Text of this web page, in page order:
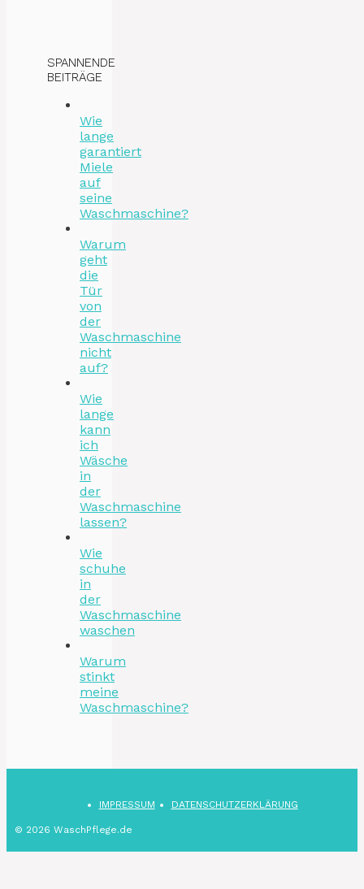
SPANNENDE
BEITRÄGE
Wie
lange
garantiert
Miele
auf
seine
Waschmaschine?
Warum
geht
die
Tür
von
der
Waschmaschine
nicht
auf?
Wie
lange
kann
ich
Wäsche
in
der
Waschmaschine
lassen?
Wie
schuhe
in
der
Waschmaschine
waschen
Warum
stinkt
meine
Waschmaschine?
IMPRESSUM DATENSCHUTZ­ERKLÄRUNG
© 2026 WaschPflege.de